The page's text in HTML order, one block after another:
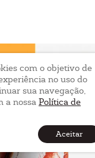
com o objetivo de
no uso do
sua navegação,
a nossaPolítica de
Aceitar